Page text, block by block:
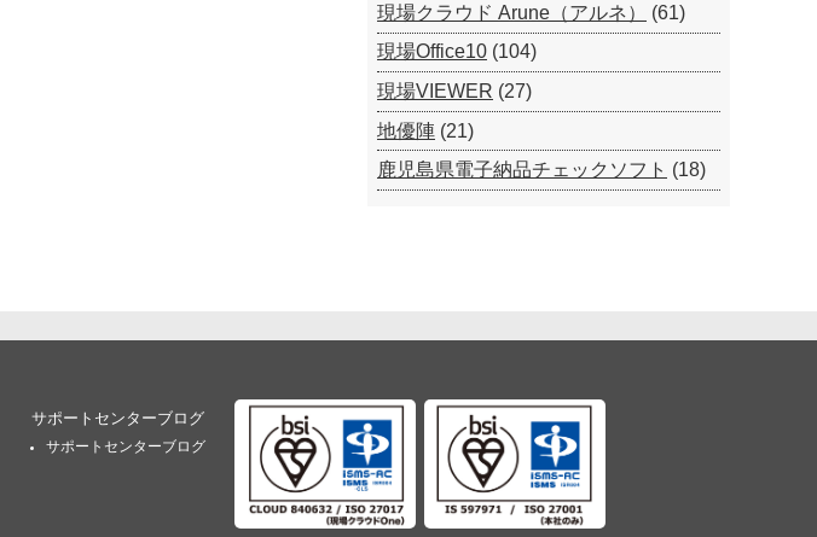
現場クラウド Arune（アルネ）
(61)
現場Office10 (104)
現場VIEWER (27)
地優陣 (21)
鹿児島県電子納品チェックソフト (18)
サポートセンターブログ
サポートセンターブログ